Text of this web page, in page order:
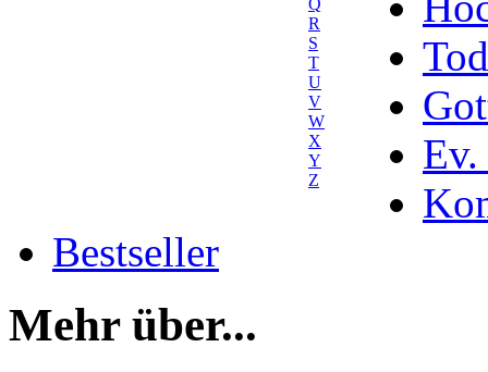
Q
R
S
T
U
V
W
X
Y
Z
Ev.
Bestseller
Mehr über...